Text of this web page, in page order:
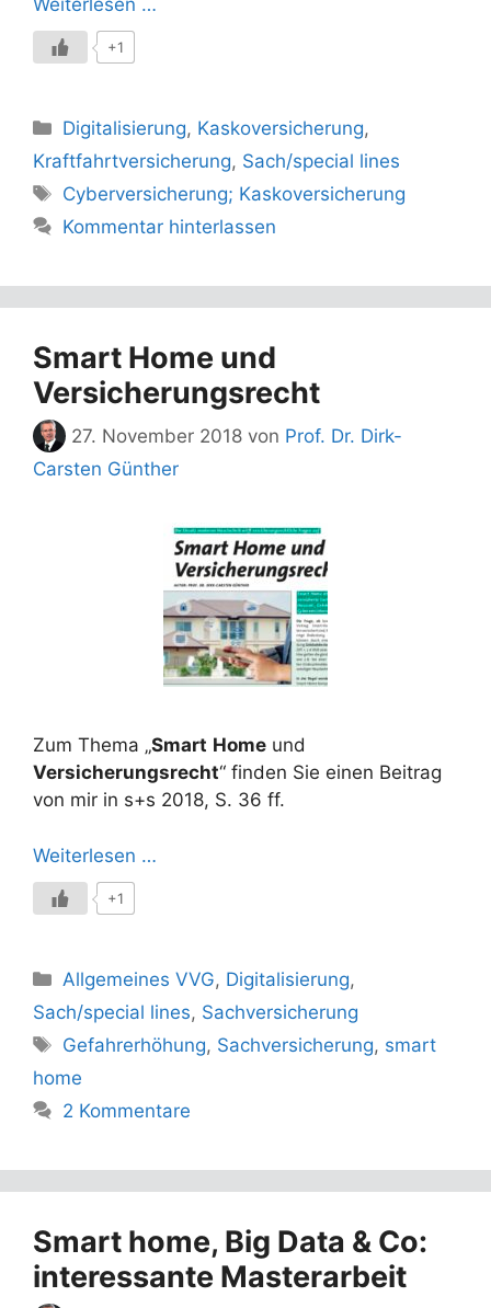
+1
Kategorien
Digitalisierung, Kaskoversicherung,
Kraftfahrtversicherung, Sach/special lines
Schlagwörter
Cyberversicherung; Kaskoversicherung
Kommentar hinterlassen
Smart Home und
Versicherungsrecht
27. November 2018 von Prof. Dr. Dirk-
Carsten Günther
Zum Thema „Smart Home und
Versicherungsrecht“ finden Sie einen Beitrag
von mir in s+s 2018, S. 36 ff.
Weiterlesen …
+1
Kategorien
Allgemeines VVG, Digitalisierung,
Sach/special lines, Sachversicherung
Schlagwörter
Gefahrerhöhung, Sachversicherung, smart
home
2 Kommentare
Smart home, Big Data & Co:
interessante Masterarbeit